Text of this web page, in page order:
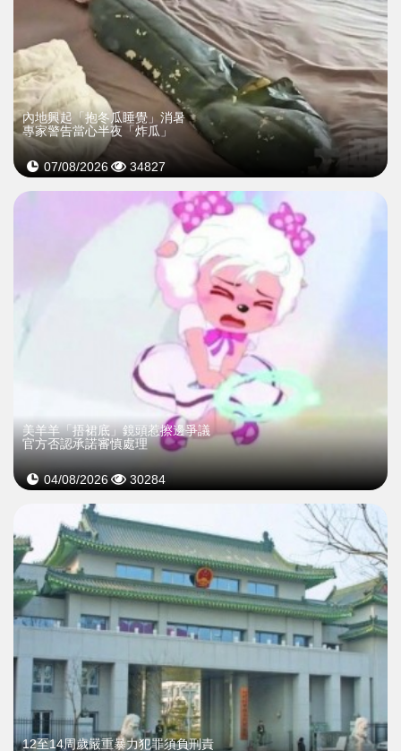
內地興起「抱冬瓜睡覺」消暑
專家警告當心半夜「炸瓜」
07/08/2026 34827
美羊羊「捂裙底」鏡頭惹擦邊爭議
官方否認承諾審慎處理
04/08/2026 30284
12至14周歲嚴重暴力犯罪須負刑責